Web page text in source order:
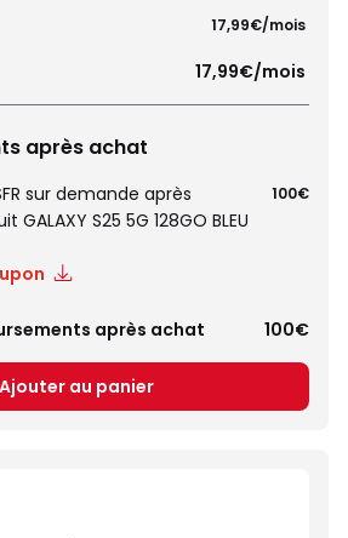
17,99€/mois
17,99€/mois
après achat
sur demande après
S25 5G 128GO BLEU
100€
après achat 100€
Ajouter au panier